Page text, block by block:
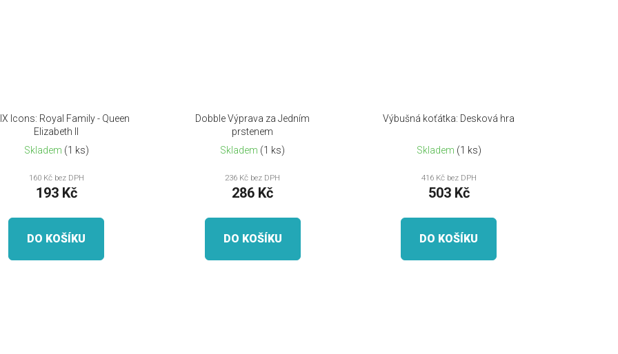
Icons: Royal Family - Queen
Elizabeth II
Skladem (1 ks)
160 Kč bez DPH
193 Kč
DO KOŠÍKU
Dobble Výprava za Jedním
prstenem
Skladem (1 ks)
236 Kč bez DPH
286 Kč
DO KOŠÍKU
Výbušná koťátka: Desková hra
Skladem (1 ks)
416 Kč bez DPH
503 Kč
DO KOŠÍKU